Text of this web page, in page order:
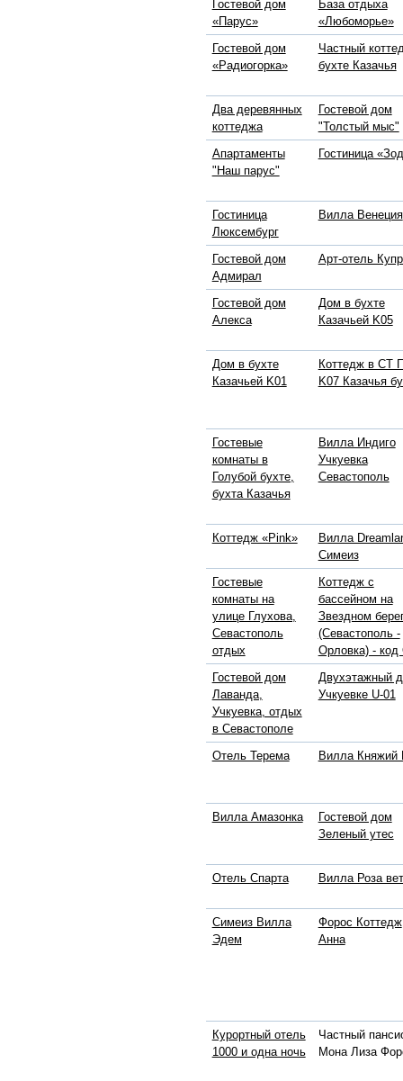
Гостевой дом
«Парус»
База отдыха
«Любоморье»
Гостевой дом
«Радиогорка»
Частный
бухте Казачья
Два деревянных
коттеджа
Гостевой дом
"Толстый мыс"
Апартаменты
"Наш парус"
Гостиница
Гостиница
Люксембург
Вилла Венеция
Гостевой дом
Адмирал
Арт-отель
Гостевой дом
Алекса
Дом в бухте
Казачьей K05
Дом в бухте
Казачьей K01
Коттедж в СТ
K07 Казачья
Гостевые
комнаты в
Голубой бухте,
бухта Казачья
Вилла Индиго
Учкуевка
Севастополь
Коттедж «Pink»
Вилла
Симеиз
Гостевые
комнаты на
улице Глухова,
Севастополь
отдых
Коттедж с
бассейном на
Звездном
(Севастополь -
Орловка) - код
Гостевой дом
Лаванда,
Учкуевка, отдых
в Севастополе
Двухэтажный
Учкуевке U-01
Отель Терема Вилла Княжий
Вилла Амазонка
Гостевой дом
Зеленый утес
Отель Спарта Вилла Роза
Симеиз Вилла
Эдем
Форос Коттедж
Анна
Курортный отель
1000 и одна ночь
Частный
Мона Лиза